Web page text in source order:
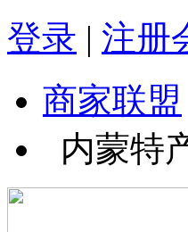
登录 | 注册
商家联盟
内蒙特